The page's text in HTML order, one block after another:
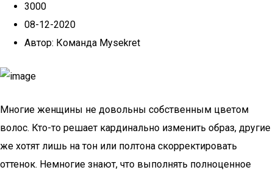
3000
08-12-2020
Автор: Команда Mysekret
Многие женщины не довольны собственным цветом
волос. Кто-то решает кардинально изменить образ, другие
же хотят лишь на тон или полтона скорректировать
оттенок. Немногие знают, что выполнять полноценное